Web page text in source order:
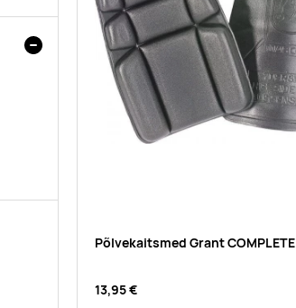
Põlvekaitsmed Grant COMPLETE
13,95 €